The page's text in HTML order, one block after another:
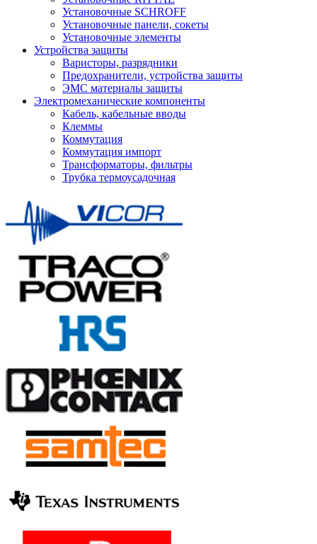
Установочные SCHROFF
Установочные панели, сокеты
Установочные элементы
Устройства защиты
Варисторы, разрядники
Предохранители, устройства защиты
ЭМС материалы защиты
Электромеханические компоненты
Кабель, кабельные вводы
Клеммы
Коммутация
Коммутация импорт
Трансформаторы, фильтры
Трубка термоусадочная